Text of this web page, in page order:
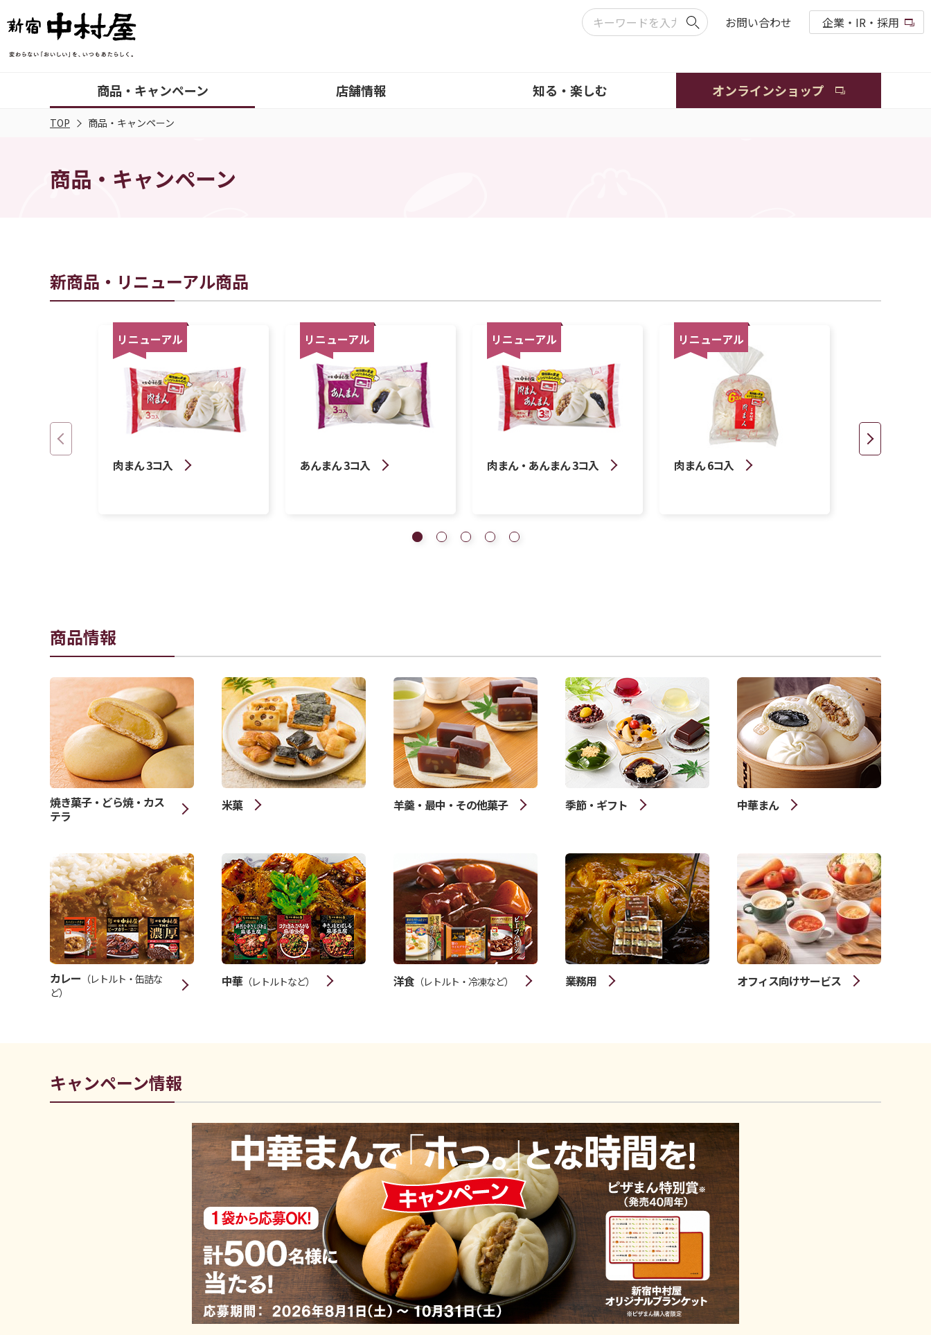
お問い合わせ 企業・IR・採用
商品・キャンペーン 店舗情報 知る・楽しむ オンラインショップ
TOP 商品・キャンペーン
商品・キャンペーン
新商品・リニューアル商品
リニューアル
肉まん 3コ入
リニューアル
あんまん 3コ入
リニューアル
肉まん・あんまん 3コ入
リニューアル
肉まん 6コ入
商品情報
焼き菓子・どら焼・カス
テラ
米菓 羊羹・最中・その他菓子 季節・ギフト 中華まん
カレー （レトルト・缶詰な
ど）
中華（レトルトなど） 洋食 （レトルト・冷凍など） 業務用 オフィス向けサービス
キャンペーン情報